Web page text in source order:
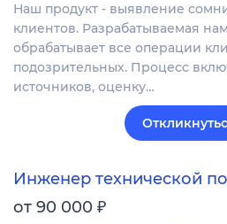
Наш продукт - выявление
клиентов. Разрабатываемая
обрабатывает все операции
подозрительных. Процесс
источников, оценку…
Инженер технической
от 90 000 ₽